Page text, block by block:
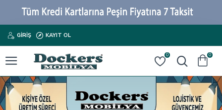
GIRIŞ KAYIT OL
0 0